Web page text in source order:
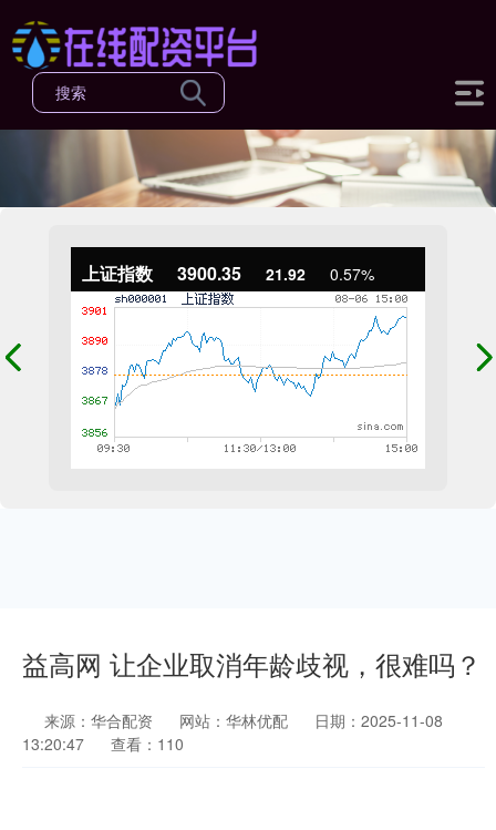
上证指数 3900.35 21.92 0.57%
益高网 让企业取消年龄歧视，很难吗？
来源：华合配资 网站：华林优配
日期：2025-11-08
13:20:47
查看：110